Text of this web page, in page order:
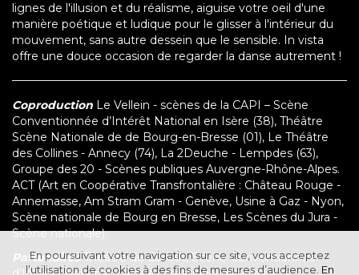
lignes de l'illusion et du réalisme, aiguise votre oeil d'une
manière poétique et ludique pour le glisser à l'intérieur du
mouvement, sans autre dessein que le sensible. In vista
offre une douce occasion de regarder la danse autrement !
Coproduction Le Vellein - scènes de la CAPI – Scène
Conventionnée d’Intérêt National en Isère (38), Théâtre
Scène Nationale de de Bourg-en-Bresse (01), Le Théâtre
des Collines - Annecy (74), La 2Deuche - Lempdes (63),
Groupe des 20 - Scènes publiques Auvergne-Rhône-Alpes.
ACT (Art en Coopérative Transfrontalière : Château Rouge -
Annemasse, Am Stram Gram - Genève, Usine à Gaz - Nyon,
Scène nationale de Bourg en Bresse, Les Scènes du Jura -
Scène nationale)
PartenairesThéâtre de Cusset, Scène Conventionnée
En poursuivant votre navigation sur ce site, vous acceptez
l’utilisation de cookies à des fins de mesures d’audience. En